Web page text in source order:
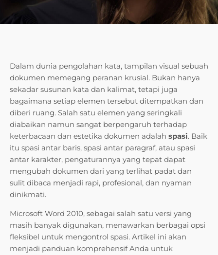
Dalam dunia pengolahan kata, tampilan visual sebuah
dokumen memegang peranan krusial. Bukan hanya
sekadar susunan kata dan kalimat, tetapi juga
bagaimana setiap elemen tersebut ditempatkan dan
diberi ruang. Salah satu elemen yang seringkali
diabaikan namun sangat berpengaruh terhadap
keterbacaan dan estetika dokumen adalah spasi. Baik
itu spasi antar baris, spasi antar paragraf, atau spasi
antar karakter, pengaturannya yang tepat dapat
mengubah dokumen dari yang terlihat padat dan
sulit dibaca menjadi rapi, profesional, dan nyaman
dinikmati.
Microsoft Word 2010, sebagai salah satu versi yang
masih banyak digunakan, menawarkan berbagai opsi
fleksibel untuk mengontrol spasi. Artikel ini akan
menjadi panduan komprehensif Anda untuk